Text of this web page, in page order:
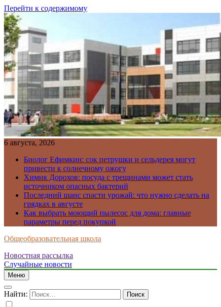
Перейти к содержимому
6 августа, 2026
Биолог Ефимкин: сок петрушки и сельдерея могут
привести к солнечному ожогу
Химик Дорохов: посуда с трещинами может стать
источником опасных бактерий
Последний шанс спасти урожай: что нужно сделать на
грядках в августе
Как выбрать моющий пылесос для дома: главные
параметры перед покупкой
Общеобразовательная школа
Новостная рассылка
Случайные новости
Меню
Найти: